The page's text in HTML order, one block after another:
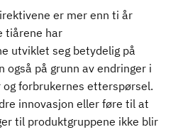
er mer enn ti år
tiårene har
utviklet seg betydelig på
også på grunn av endringer i
forbrukernes etterspørsel.
innovasjon eller føre til at
til produktgruppene ikke blir